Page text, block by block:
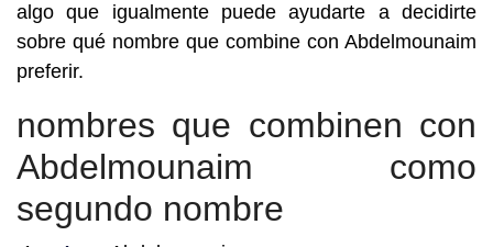
algo que igualmente puede ayudarte a decidirte
sobre qué nombre que combine con Abdelmounaim
preferir.
nombres que combinen con
Abdelmounaim como
segundo nombre